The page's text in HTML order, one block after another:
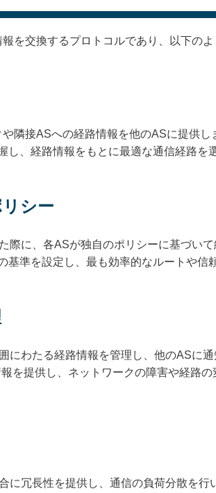
を交換するプロトコルであり、以下のよ
隣接ASへの経路情報を他のASに提供
、経路情報をもとに最適な通信経路を
シー
際に、各ASが独自のポリシーに基づい
基準を設定し、最も効率的なルートや信
にわたる経路情報を管理し、他のASに
を提供し、ネットワークの障害や経路
に冗長性を提供し、通信の負荷分散を